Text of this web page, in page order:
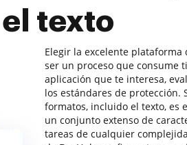
texto
Elegir la excelente
ser un proceso que consume
aplicación que te interesa,
los estándares de protección.
formatos, incluido el texto, es
un conjunto extenso de
tareas de cualquier